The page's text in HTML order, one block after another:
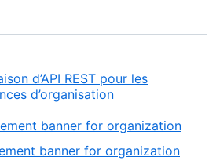
d’API REST pour les
d’organisation
banner for organization
banner for organization